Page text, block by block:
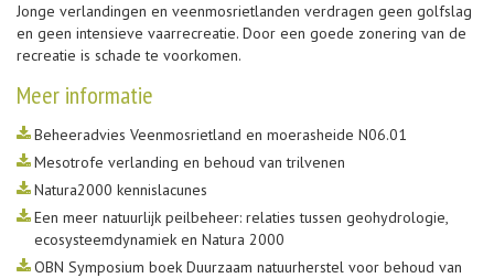
Jonge verlandingen en veenmosrietlanden verdragen geen golfslag
en geen intensieve vaarrecreatie. Door een goede zonering van de
recreatie is schade te voorkomen.
Meer informatie
Beheeradvies Veenmosrietland en moerasheide N06.01
Mesotrofe verlanding en behoud van trilvenen
Natura2000 kennislacunes
Een meer natuurlijk peilbeheer: relaties tussen geohydrologie,
ecosysteemdynamiek en Natura 2000
OBN Symposium boek Duurzaam natuurherstel voor behoud van